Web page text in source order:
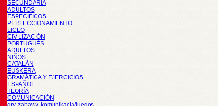
SECUNDARIA
ADULTOS
ESPECIFICOS
PERFECCIONAMIENTO
LICEO
CIVILIZACIÓN
PORTUGUÉS
ADULTOS
NIÑOS
CATALÁN
EUSKERA
GRAMÁTICA Y EJERCICIOS
ESPAÑOL
TEORÍA
COMUNICACIÓN
gry, zabawy, komunikacja/juegos